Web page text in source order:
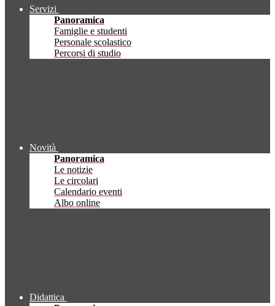
Servizi
Panoramica
Famiglie e studenti
Personale scolastico
Percorsi di studio
Novità
Panoramica
Le notizie
Le circolari
Calendario eventi
Albo online
Didattica